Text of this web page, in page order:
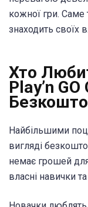
кожної гри. Саме
знаходить своїх
Хто
Play’n
Найбільшими
вигляді
немає грошей для
власні навички та